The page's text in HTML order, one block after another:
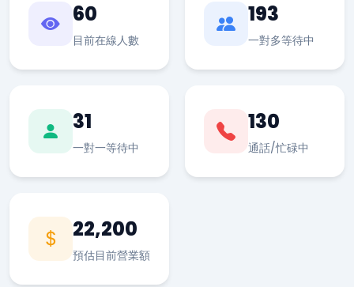
60
目前在線人數
193
一對多等待中
31
一對一等待中
130
通話/忙碌中
22,200
預估目前營業額